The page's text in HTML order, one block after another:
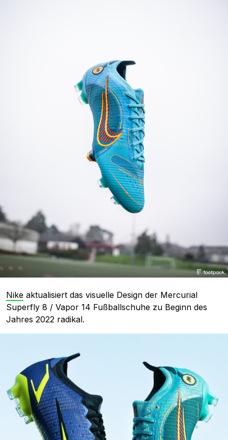
Nike aktualisiert das visuelle Design der Mercurial
Superfly 8 / Vapor 14 Fußballschuhe zu Beginn des
Jahres 2022 radikal.